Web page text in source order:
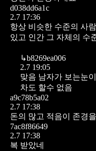
d038dd6a1c
2.7 17:36
항상 비슷한 수준의 사
있고 인간 그 자체의 수
↳b8269ea006
2.7 19:05
맞음 남자가 보는눈
차도 할수 없음
a9c78b5a02
2.7 17:38
돈의 많고 적음이 존경
7ac8f86649
2.7 17:38
복 받았네